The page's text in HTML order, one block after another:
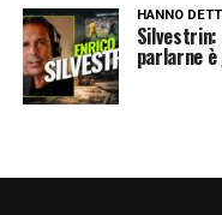
HANNO
Silvestrin:
parlarne è